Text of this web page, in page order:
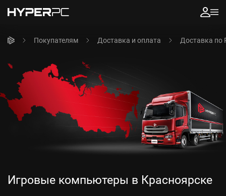
Покупателям Доставка и оплата Доставка по
Игровые компьютеры в Красноярске